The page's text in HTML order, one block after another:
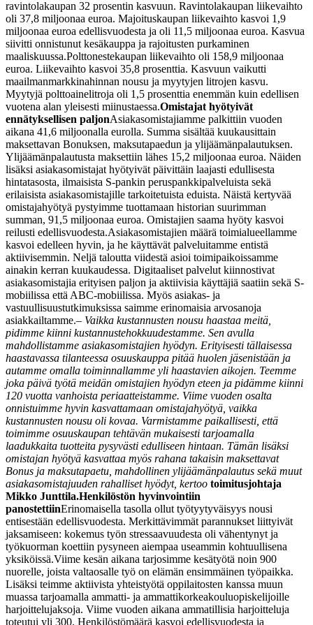
ravintolakaupan 32 prosentin kasvuun. Ravintolakaupan liikevaihto
oli 37,8 miljoonaa euroa. Majoituskaupan liikevaihto kasvoi 1,9
miljoonaa euroa edellisvuodesta ja oli 11,5 miljoonaa euroa. Kasvua
siivitti onnistunut kesäkauppa ja rajoitusten purkaminen
maaliskuussa.Polttonestekaupan liikevaihto oli 158,9 miljoonaa
euroa. Liikevaihto kasvoi 35,8 prosenttia. Kasvuun vaikutti
maailmanmarkkinahinnan nousu ja myytyjen litrojen kasvu.
Myytyjä polttoainelitroja oli 1,5 prosenttia enemmän kuin edellisen
vuotena alan yleisesti miinustaessa.Omistajat hyötyivät
ennätyksellisen paljonAsiakasomistajiamme palkittiin vuoden
aikana 41,6 miljoonalla eurolla. Summa sisältää kuukausittain
maksettavan Bonuksen, maksutapaedun ja ylijäämänpalautuksen.
Ylijäämänpalautusta maksettiin lähes 15,2 miljoonaa euroa. Näiden
lisäksi asiakasomistajat hyötyivät päivittäin laajasti edullisesta
hintatasosta, ilmaisista S-pankin peruspankkipalveluista sekä
erilaisista asiakasomistajille tarkoitetuista eduista. Näistä kertyvää
omistajahyötyä pystyimme tuottamaan historian suurimman
summan, 91,5 miljoonaa euroa. Omistajien saama hyöty kasvoi
reilusti edellisvuodesta.Asiakasomistajien määrä toimialueellamme
kasvoi edelleen hyvin, ja he käyttävät palveluitamme entistä
aktiivisemmin. Neljä taloutta viidestä asioi toimipaikoissamme
ainakin kerran kuukaudessa. Digitaaliset palvelut kiinnostivat
asiakasomistajia erityisen paljon ja aktiivisia käyttäjiä saatiin sekä S-
mobiilissa että ABC-mobiilissa. Myös asiakas- ja
vastuullisuustutkimuksissa saimme erinomaisia arvosanoja
asiakkailtamme.– Vaikka kustannusten nousu haastaa meitä,
pidimme kiinni kustannustehokkuudestamme. Sen avulla
mahdollistamme asiakasomistajien hyödyn. Erityisesti tällaisessa
haastavassa tilanteessa osuuskauppa pitää huolen jäsenistään ja
autamme omalla toiminnallamme yli haastavien aikojen. Teemme
joka päivä työtä meidän omistajien hyödyn eteen ja pidämme kiinni
120 vuotta vanhoista periaatteistamme. Viime vuoden osalta
onnistuimme hyvin kasvattamaan omistajahyötyä, vaikka
kustannusten nousu oli kovaa. Varmistamme paikallisesti, että
toimimme osuuskaupan tehtävän mukaisesti tarjoamalla
laadukkaita tuotteita pysyvästi edulliseen hintaan. Tämän lisäksi
omistajan hyötyä kasvattaa myös rahana takaisin maksettavat
Bonus ja maksutapaetu, mahdollinen ylijäämänpalautus sekä muut
asiakasomistajuuden rahalliset hyödyt, kertoo toimitusjohtaja
Mikko Junttila.Henkilöstön hyvinvointiin
panostettiinErinomaisella tasolla ollut työtyytyväisyys nousi
entisestään edellisvuodesta. Merkittävimmät parannukset liittyivät
jaksamiseen: kokemus työn stressaavuudesta oli vähentynyt ja
työkuorman koettiin pysyneen aiempaa useammin kohtuullisena
yksiköissä.Viime kesän aikana tarjosimme kesätyötä noin 900
nuorelle, joista valtaosalle työ on elämän ensimmäinen työpaikka.
Lisäksi teimme aktiivista yhteistyötä oppilaitosten kanssa muun
muassa tarjoamalla ammatti- ja ammattikorkeakouluopiskelijoille
harjoittelujaksoja. Viime vuoden aikana ammatillisia harjoitteluja
toteutui yli 300. Henkilöstömäärä kasvoi edellisvuodesta ja